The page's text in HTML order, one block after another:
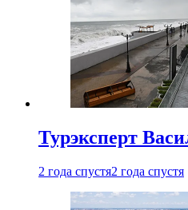
Турэксперт
2 года спустя2 года спустя